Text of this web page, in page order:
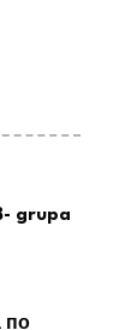
grupa
по